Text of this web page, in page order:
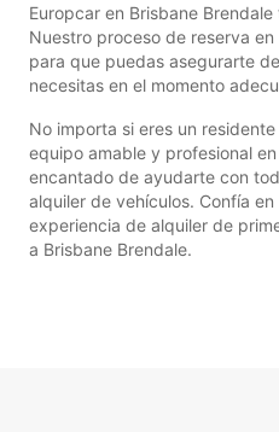
Europcar en Brisbane
Nuestro proceso de reserva
para que puedas asegurarte
necesitas en el momento
No importa si eres un
equipo amable y profesional
encantado de ayudarte con
alquiler de vehículos. Confía
experiencia de alquiler de
a Brisbane Brendale.